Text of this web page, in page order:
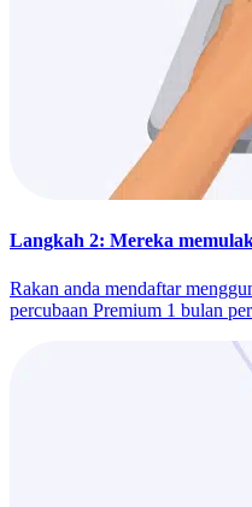
Langkah 2: Mereka
Rakan anda mendaftar
percubaan Premium 1 bulan